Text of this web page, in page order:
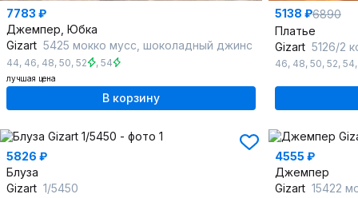
7783 ₽
Джемпер, Юбка
Gizart 5425 мокко мусс, шоколадный джинс
44, 46, 48, 50, 52 , 54
лучшая цена
В корзину
5138 ₽6890
Платье
Gizart 5126/2
46, 48, 50, 52, 54
5826 ₽
Блуза
Gizart 1/5450
4555 ₽
Джемпер
Gizart 15422